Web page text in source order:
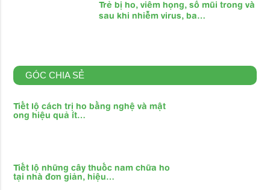
Trẻ bị ho, viêm họng, sổ mũi trong và
sau khi nhiễm virus, ba…
GÓC CHIA SẺ
Tiết lộ cách trị ho bằng nghệ và mật
ong hiệu quả ít…
Tiết lộ những cây thuốc nam chữa ho
tại nhà đơn giản, hiệu…